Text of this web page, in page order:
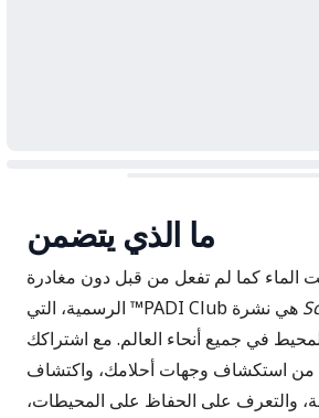
ما الذي يتضمن
الماء كما لم تفعل من قبل دون مغادرة
هي نشرة PADI Club™ الرسمية، التي
في جميع أنحاء العالم. مع اشتراكك
من استكشاف وجهات أحلامك، واكتشاف
والتعرف على الحفاظ على المحيطات،